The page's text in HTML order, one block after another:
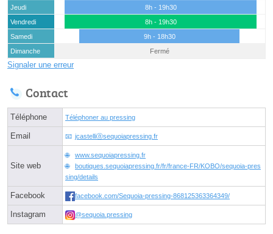
Jeudi
8h - 19h30
Vendredi
8h - 19h30
Samedi
9h - 18h30
Dimanche
Fermé
Signaler une erreur
Contact
Téléphone Téléphoner au pressing
Email jcastelliⓐsequoiapressing.fr
Site web
www.sequoiapressing.fr
boutiques.sequoiapressing.fr/fr/france-FR/KOBO/sequoia-pres
sing/details
Facebook facebook.com/Sequoia-pressing-868125363364349/
Instagram @sequoia.pressing